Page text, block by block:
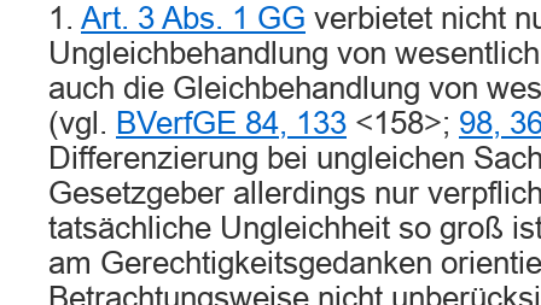
1. Art. 3 Abs. 1 GG verbietet nicht
Ungleichbehandlung von
auch die Gleichbehandlung von
(vgl. BVerfGE 84, 133 <158>; 98,
Differenzierung bei ungleichen
Gesetzgeber allerdings nur
tatsächliche Ungleichheit so groß
am Gerechtigkeitsgedanken
Betrachtungsweise nicht